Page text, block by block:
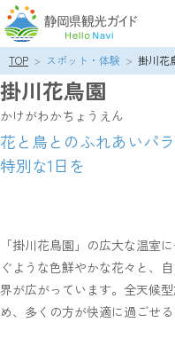
パ
ン
ク
ズ
リ
ス
TOP スポット・体験 掛川花
掛川花鳥園
かけがわかちょうえん
花と鳥とのふれあいパ
特別な1日を
「掛川花鳥園」の広大な温室
ぐような色鮮やかな花々と、
界が広がっています。全天候
め、多くの方が快適に過ごせる